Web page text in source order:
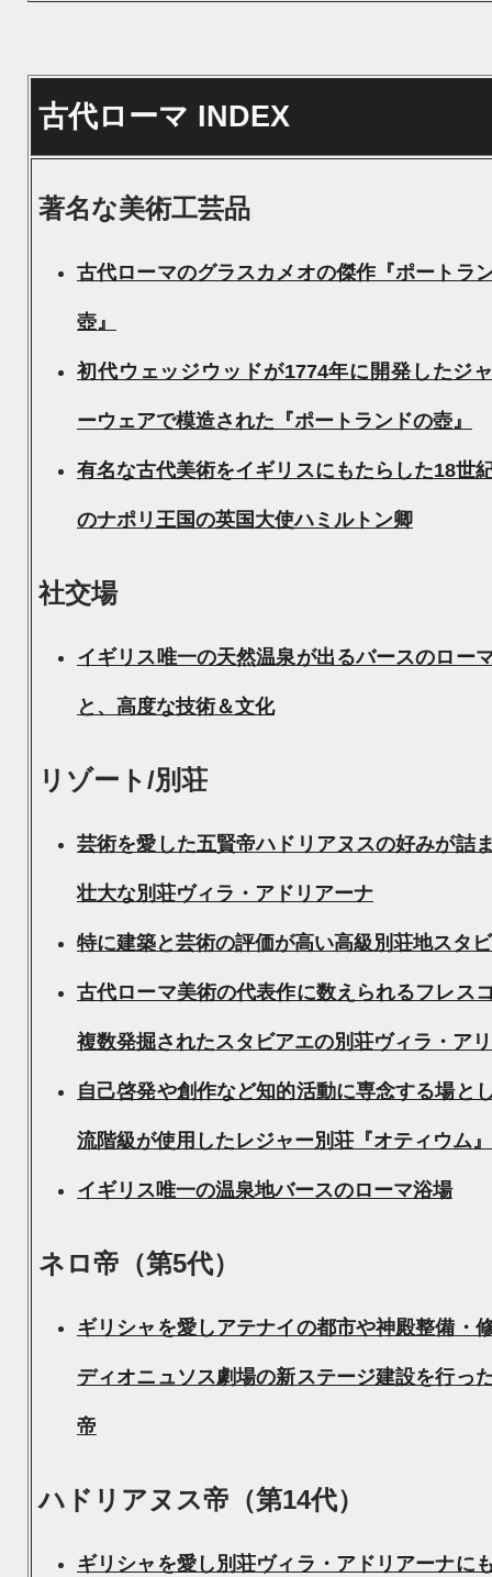
古代ローマ INDEX
著名な美術工芸品
古代ローマのグラスカメオの傑作『ポートラ
壺』
初代ウェッジウッドが1774年に開発したジ
ーウェアで模造された『ポートランドの壺』
有名な古代美術をイギリスにもたらした18世
のナポリ王国の英国大使ハミルトン卿
社交場
イギリス唯一の天然温泉が出るバースのロー
と、高度な技術＆文化
リゾート/別荘
芸術を愛した五賢帝ハドリアヌスの好みが詰
壮大な別荘ヴィラ・アドリアーナ
特に建築と芸術の評価が高い高級別荘地スタ
古代ローマ美術の代表作に数えられるフレス
複数発掘されたスタビアエの別荘ヴィラ・ア
自己啓発や創作など知的活動に専念する場と
流階級が使用したレジャー別荘『オティウム』
イギリス唯一の温泉地バースのローマ浴場
ネロ帝（第5代）
ギリシャを愛しアテナイの都市や神殿整備・
ディオニュソス劇場の新ステージ建設を行っ
帝
ハドリアヌス帝（第14代）
ギリシャを愛し別荘ヴィラ・アドリアーナに